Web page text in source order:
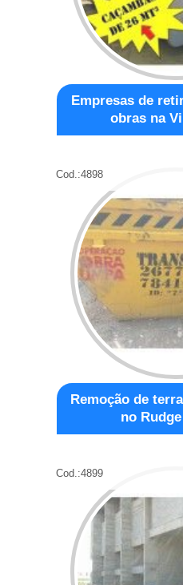
Empresas de
obras na
Cod.:4898
Remoção de
no
Cod.:4899